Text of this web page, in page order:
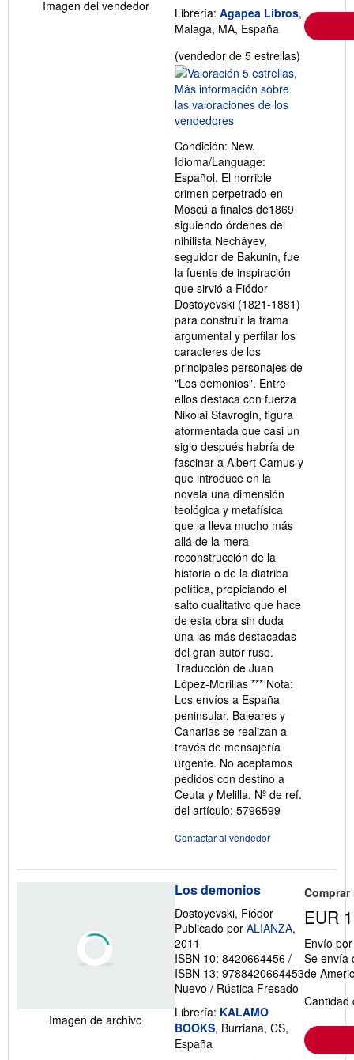
Imagen del vendedor
Librería: Agapea Libros,
Malaga, MA, España
(vendedor de 5 estrellas)
Condición: New.
Idioma/Language:
Español. El horrible
crimen perpetrado en
Moscú a finales de1869
siguiendo órdenes del
nihilista Necháyev,
seguidor de Bakunin, fue
la fuente de inspiración
que sirvió a Fiódor
Dostoyevski (1821-1881)
para construir la trama
argumental y perfilar los
caracteres de los
principales personajes de
"Los demonios". Entre
ellos destaca con fuerza
Nikolai Stavrogin, figura
atormentada que casi un
siglo después habría de
fascinar a Albert Camus y
que introduce en la
novela una dimensión
teológica y metafísica
que la lleva mucho más
allá de la mera
reconstrucción de la
historia o de la diatriba
política, propiciando el
salto cualitativo que hace
de esta obra sin duda
una las más destacadas
del gran autor ruso.
Traducción de Juan
López-Morillas *** Nota:
Los envíos a España
peninsular, Baleares y
Canarias se realizan a
través de mensajería
urgente. No aceptamos
pedidos con destino a
Ceuta y Melilla. Nº de ref.
del artículo: 5796599
Contactar al vendedor
Imagen de archivo
Los demonios
Dostoyevski, Fiódor
Publicado por ALIANZA,
2011
ISBN 10: 8420664456 /
ISBN 13: 9788420664453
Nuevo / Rústica Fresado
Librería: KALAMO
BOOKS, Burriana, CS,
España
EUR
Envío
Se envía
de
Cantidad